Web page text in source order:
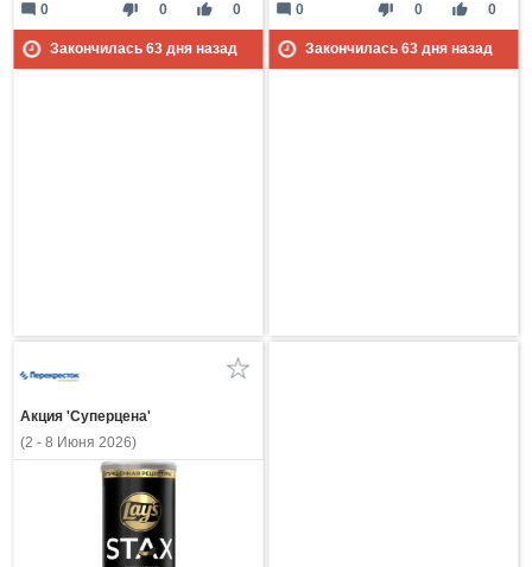
thumb_down 0 thumb_up 0
mode_comment 0
Закончилась 63дня назад
thumb_down 0 thumb_up 0
mode_comment 0
Закончилась 63дня назад
Акция 'Суперцена'
(2 - 8 Июня 2026)